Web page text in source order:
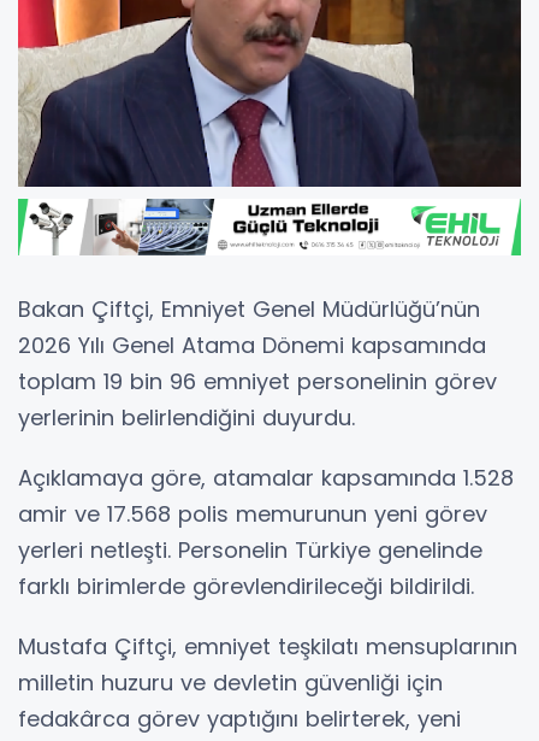
Bakan Çiftçi, Emniyet Genel Müdürlüğü’nün
2026 Yılı Genel Atama Dönemi kapsamında
toplam 19 bin 96 emniyet personelinin görev
yerlerinin belirlendiğini duyurdu.
Açıklamaya göre, atamalar kapsamında 1.528
amir ve 17.568 polis memurunun yeni görev
yerleri netleşti. Personelin Türkiye genelinde
farklı birimlerde görevlendirileceği bildirildi.
Mustafa Çiftçi, emniyet teşkilatı mensuplarının
milletin huzuru ve devletin güvenliği için
fedakârca görev yaptığını belirterek, yeni